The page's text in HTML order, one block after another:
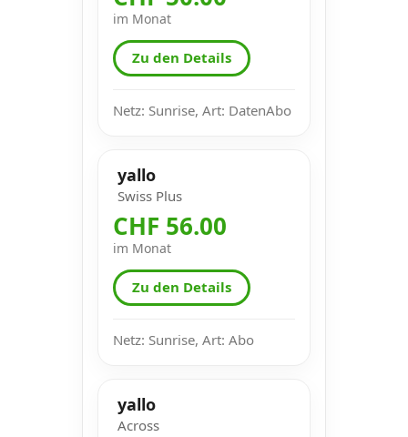
im Monat
Zu den Details
Netz: Sunrise, Art: DatenAbo
yallo
Swiss Plus
CHF 56.00
im Monat
Zu den Details
Netz: Sunrise, Art: Abo
yallo
Across